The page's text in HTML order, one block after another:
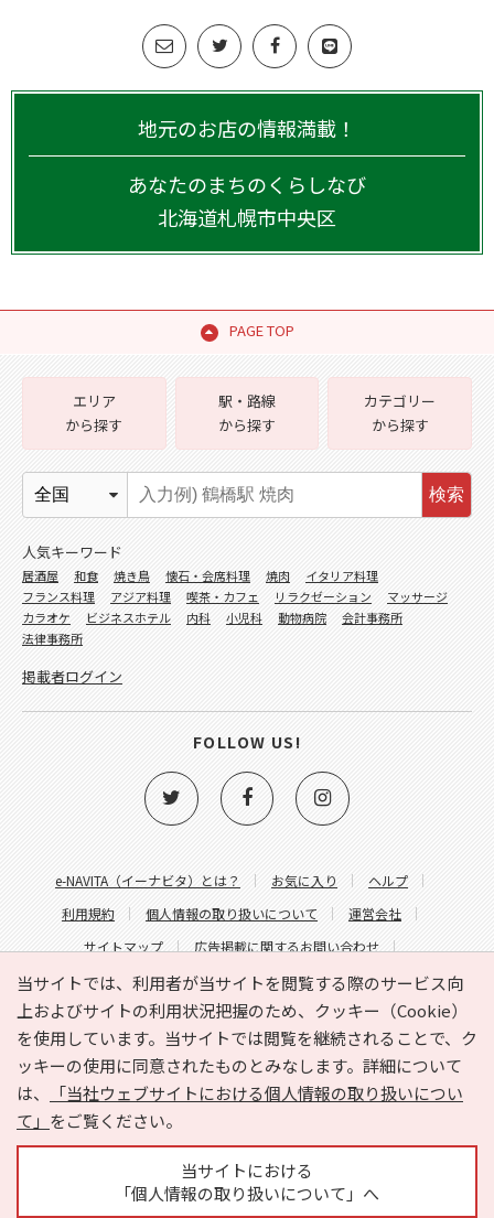
地元のお店の情報満載！
あなたのまちのくらしなび
北海道札幌市中央区
PAGE TOP
当サイトでは、利用者が当サイトを閲覧する際のサービス向
上およびサイトの利用状況把握のため、クッキー（Cookie）
を使用しています。当サイトでは閲覧を継続されることで、ク
ッキーの使用に同意されたものとみなします。詳細について
は、
「当社ウェブサイトにおける個人情報の取り扱いについ
て」 をご覧ください。
当サイトにおける
「個人情報の取り扱いについて」へ
e-NAVITA（イーナビタ）とは？ お気に入り
ヘルプ
利用規約
個人情報の取り扱いについて
運営会社
サイトマップ
広告掲載に関するお問い合わせ
サイトの内容に関するお問い合わせ
エリア
から探す
駅・路線
から探す
カテゴリー
から探す
検索
人気キーワード
居酒屋 和食 焼き鳥 懐石・会席料理 焼肉
イタリア料理
フランス料理
アジア料理 喫茶・カフェ リラクゼーション
マッサージ
カラオケ
ビジネスホテル 内科 小児科 動物病院
会計事務所
法律事務所
掲載者ログイン
FOLLOW US!
Copyright © HYOJITO.Co.,Ltd. All Rights Reserved.